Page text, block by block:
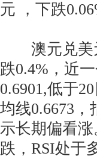
元 ，下跌
澳元兑美元
跌0.4%，近
0.6901,低于
均线0.6673，
示长期偏看
跌，RSI处于